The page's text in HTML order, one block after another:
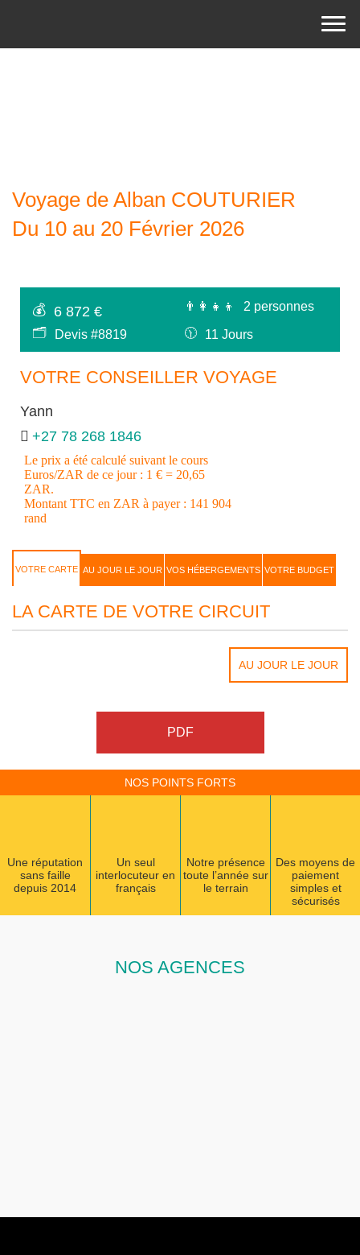
Voyage de Alban COUTURIER
Du 10 au 20 Février 2026
💰 6 872 € 👨‍👩‍👧‍👦
2 personnes
🗂
Devis #8819 🕦 11 Jours
VOTRE CONSEILLER VOYAGE
Yann
+27 78 268 1846
Le prix a été calculé suivant le cours
Euros/ZAR de ce jour : 1 € = 20,65
ZAR.
Montant TTC en ZAR à payer : 141 904
rand
VOTRE CARTE AU JOUR LE JOUR VOS HÉBERGEMENTS VOTRE BUDGET
LA CARTE DE VOTRE CIRCUIT
AU JOUR LE JOUR
PDF
NOS POINTS FORTS
Une réputation
sans faille
depuis 2014
Un seul
interlocuteur en
français
Notre présence
toute l’année sur
le terrain
Des moyens de
paiement
simples et
sécurisés
NOS AGENCES